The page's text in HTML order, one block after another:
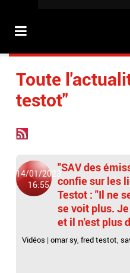
Toute
testot"
14/01/2023
16:55
"SAV des
confie sur les
Testot : "Il ne
se voit plus.
et il n'est plus
Vidéos |omar sy,fred testot,